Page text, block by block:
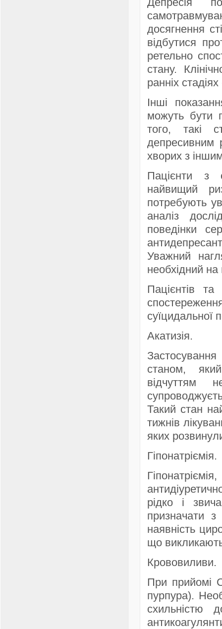
досягнення
відбутися
ретельно
стану.
ранніх
Інші
можуть бути
того, такі
депресивним
хворих з
Пацієнти з
найвищий
потребують
аналіз
поведінки
Уважний
необхідний на
Пацієнтів
суїцидальної
Акатизія.
станом,
відчуттям
Такий стан
тижнів
яких
Гіпонатріємія.
рідко і
призначати з
наявність
що
Крововиливи.
При прийомі
пурпура).
схильністю